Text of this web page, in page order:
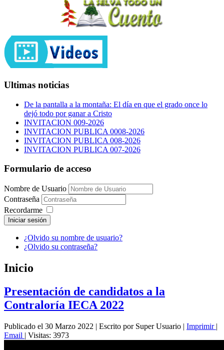
Ultimas noticias
De la pantalla a la montaña: El día en que el grado once lo
dejó todo por ganar a Cristo
INVITACION 009-2026
INVITACION PUBLICA 0008-2026
INVITACION PUBLICA 008-2026
INVITACION PUBLICA 007-2026
Formulario de acceso
Nombre de Usuario
Contraseña
Recordarme
Iniciar sesión
¿Olvido su nombre de usuario?
¿Olvido su contraseña?
Inicio
Presentación de candidatos a la
Contraloría IECA 2022
Publicado el 30 Marzo 2022 | Escrito por Super Usuario | Imprimir |
Email | Visitas: 3973